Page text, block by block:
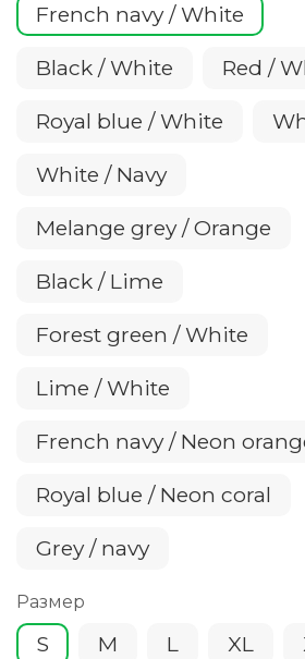
French navy / White
Black / White Red /
Royal blue / White
White / Navy
Melange grey / Orange
Black / Lime
Forest green / White
Lime / White
French navy / Neon
Royal blue / Neon coral
Grey / navy
Размер
S M L XL